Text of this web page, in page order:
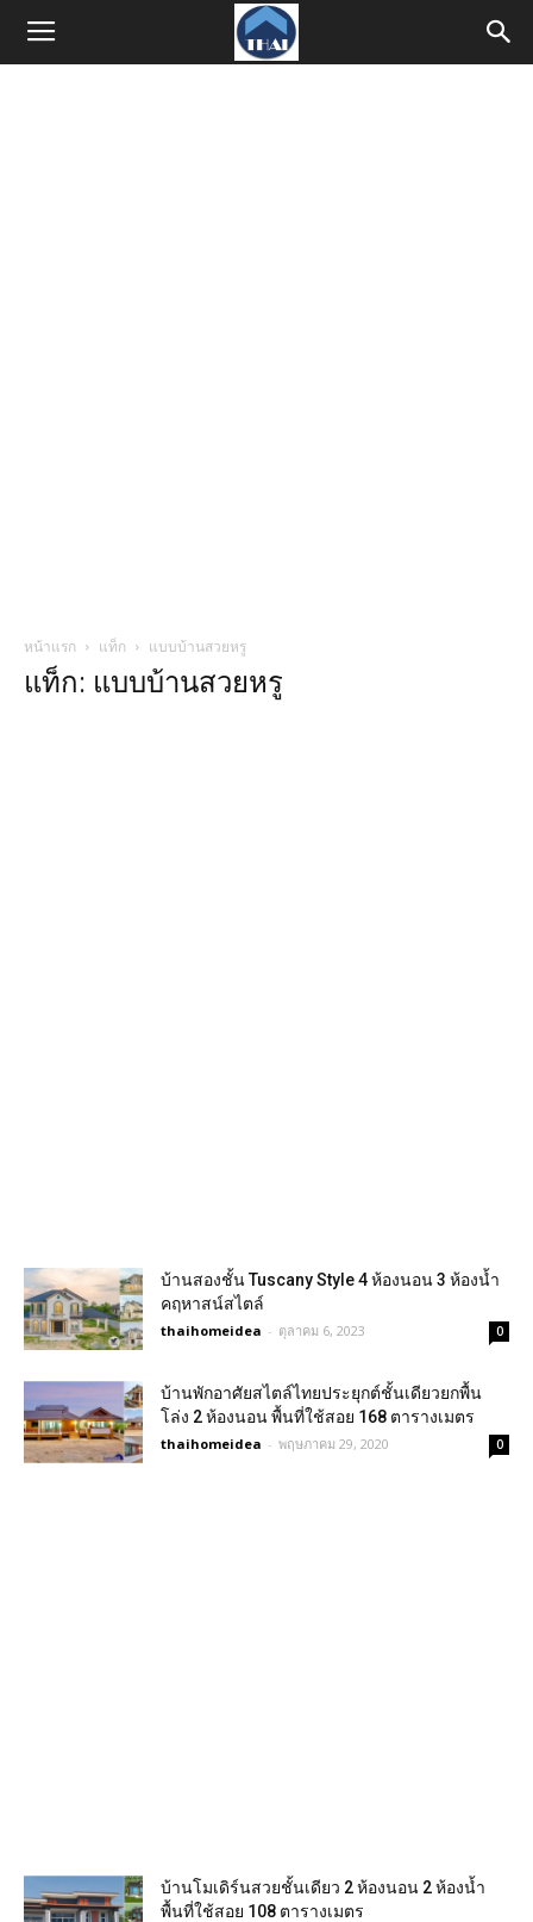
หน้าแรก แท็ก แบบบ้านสวยหรู
แท็ก: แบบบ้านสวยหรู
บ้านสองชั้น Tuscany Style 4 ห้องนอน 3 ห้องน้ำ
คฤหาสน์สไตล์
thaihomeidea - ตุลาคม 6, 2023 0
บ้านพักอาศัยสไตล์ไทยประยุกต์ชั้นเดียวยกพื้น
โล่ง 2 ห้องนอน พื้นที่ใช้สอย 168 ตารางเมตร
thaihomeidea - พฤษภาคม 29, 2020 0
บ้านโมเดิร์นสวยชั้นเดียว 2 ห้องนอน 2 ห้องน้ำ
พื้นที่ใช้สอย 108 ตารางเมตร